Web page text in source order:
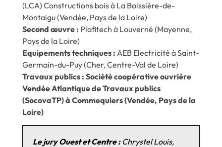
(LCA) Constructions bois à La Boissière-de-
Montaigu (Vendée, Pays de la Loire)
Second œuvre : Plafitech à Louverné (Mayenne,
Pays de la Loire)
Equipements techniques : AEB Electricité à Saint-
Germain-du-Puy (Cher, Centre-Val de Loire)
Travaux publics : Société coopérative ouvrière
Vendée Atlantique de Travaux publics
(SocovaTP) à Commequiers (Vendée, Pays de la
Loire)
Le jury Ouest et Centre : Chrystel Louis,